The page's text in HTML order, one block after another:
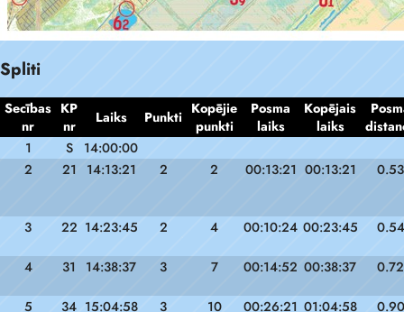
Spliti
Secības
nr
KP
nr
Laiks Punkti Kopējie
punkti
Posma
laiks
Kopējais
laiks
1
S
14:00:00
2
21 14:13:21 2 2 00:13:21 00:13:21 0.53
3 22 14:23:45 2 4 00:10:24 00:23:45 0.54
4 31 14:38:37 3 7 00:14:52 00:38:37 0.72
5 34 15:04:58 3 10 00:26:21 01:04:58 0.90